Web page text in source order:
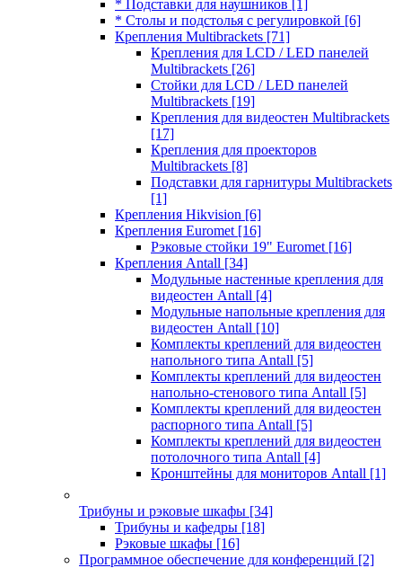
* Подставки для наушников [1]
* Столы и подстолья с регулировкой [6]
Крепления Multibrackets [71]
Крепления для LCD / LED панелей
Multibrackets [26]
Стойки для LCD / LED панелей
Multibrackets [19]
Крепления для видеостен Multibrackets
[17]
Крепления для проекторов
Multibrackets [8]
Подставки для гарнитуры Multibrackets
[1]
Крепления Hikvision [6]
Крепления Euromet [16]
Рэковые стойки 19" Euromet [16]
Крепления Antall [34]
Модульные настенные крепления для
видеостен Antall [4]
Модульные напольные крепления для
видеостен Antall [10]
Комплекты креплений для видеостен
напольного типа Antall [5]
Комплекты креплений для видеостен
напольно-стенового типа Antall [5]
Комплекты креплений для видеостен
распорного типа Antall [5]
Комплекты креплений для видеостен
потолочного типа Antall [4]
Кронштейны для мониторов Antall [1]
Трибуны и рэковые шкафы [34]
Трибуны и кафедры [18]
Рэковые шкафы [16]
Программное обеспечение для конференций [2]